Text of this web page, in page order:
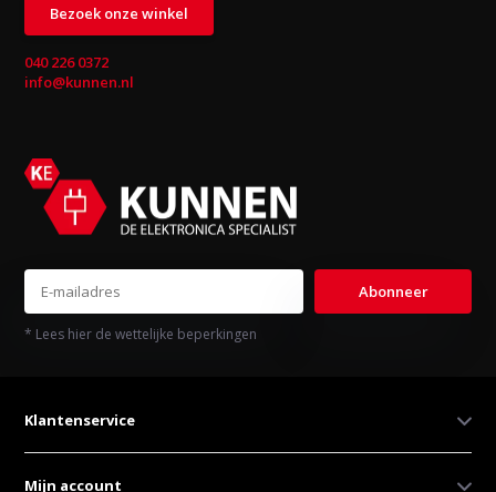
Bezoek onze winkel
040 226 0372
info@kunnen.nl
Abonneer
* Lees hier de wettelijke beperkingen
Klantenservice
Mijn account